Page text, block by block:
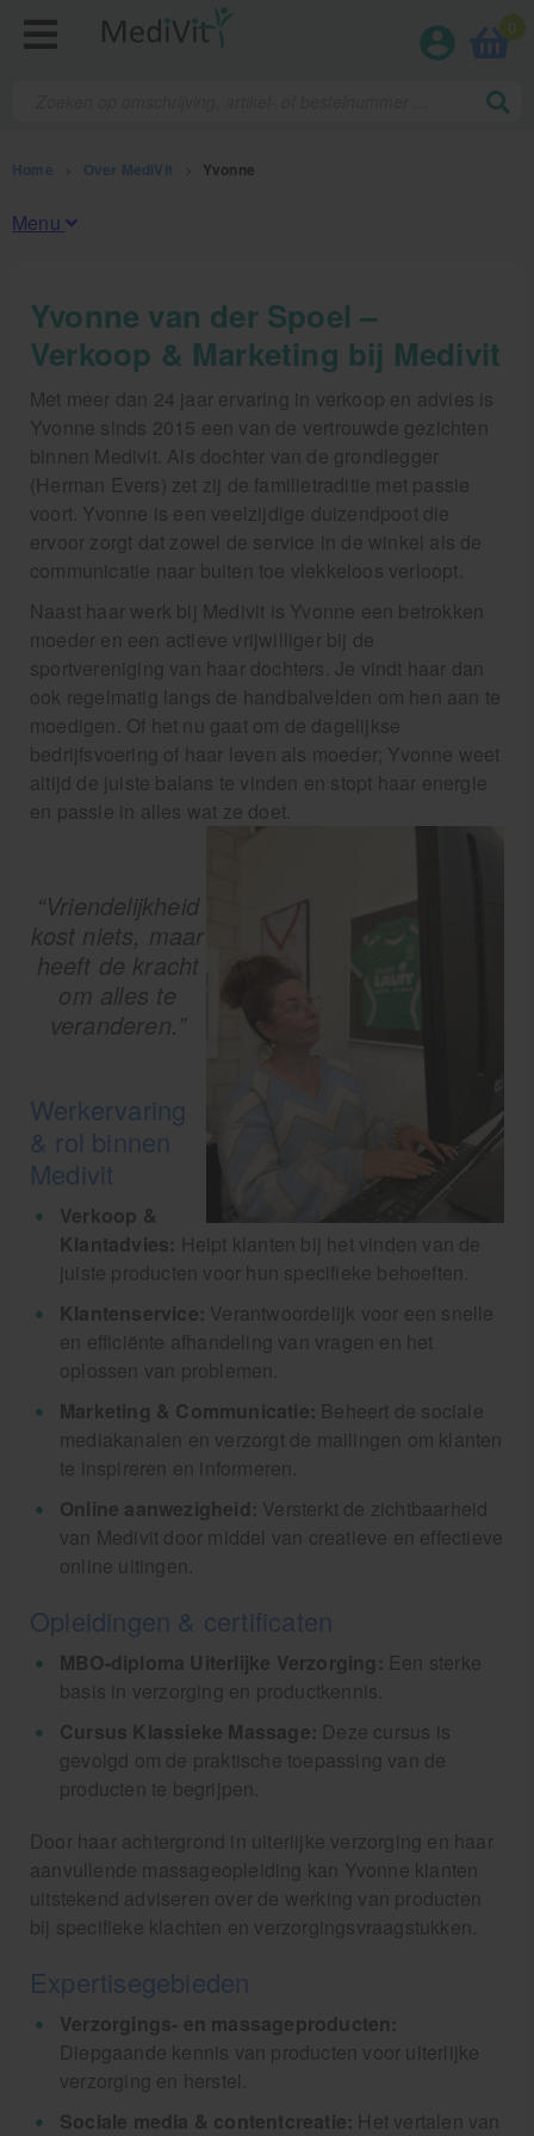
0
Home Over MediVit Yvonne
Menu
Yvonne
Eddy
Yvonne van der Spoel –
Verkoop & Marketing bij Medivit
Met meer dan 24 jaar ervaring in verkoop en advies is
Yvonne sinds 2015 een van de vertrouwde gezichten
binnen Medivit. Als dochter van de grondlegger
(Herman Evers) zet zij de familietraditie met passie
voort. Yvonne is een veelzijdige duizendpoot die
ervoor zorgt dat zowel de service in de winkel als de
communicatie naar buiten toe vlekkeloos verloopt.
Naast haar werk bij Medivit is Yvonne een betrokken
moeder en een actieve vrijwilliger bij de
sportvereniging van haar dochters. Je vindt haar dan
ook regelmatig langs de handbalvelden om hen aan te
moedigen. Of het nu gaat om de dagelijkse
bedrijfsvoering of haar leven als moeder; Yvonne weet
altijd de juiste balans te vinden en stopt haar energie
en passie in alles wat ze doet.
“Vriendelijkheid
kost niets, maar
heeft de kracht
om alles te
veranderen.”
Werkervaring
& rol binnen
Medivit
Verkoop &
Klantadvies: Helpt klanten bij het vinden van de
juiste producten voor hun specifieke behoeften.
Klantenservice: Verantwoordelijk voor een snelle
en efficiënte afhandeling van vragen en het
oplossen van problemen.
Marketing & Communicatie: Beheert de sociale
mediakanalen en verzorgt de mailingen om klanten
te inspireren en informeren.
Online aanwezigheid: Versterkt de zichtbaarheid
van Medivit door middel van creatieve en effectieve
online uitingen.
Opleidingen & certificaten
MBO-diploma Uiterlijke Verzorging: Een sterke
basis in verzorging en productkennis.
Cursus Klassieke Massage: Deze cursus is
gevolgd om de praktische toepassing van de
producten te begrijpen.
Door haar achtergrond in uiterlijke verzorging en haar
aanvullende massageopleiding kan Yvonne klanten
uitstekend adviseren over de werking van producten
bij specifieke klachten en verzorgingsvraagstukken.
Expertisegebieden
Verzorgings- en massageproducten:
Diepgaande kennis van producten voor uiterlijke
verzorging en herstel.
Sociale media & contentcreatie: Het vertalen van